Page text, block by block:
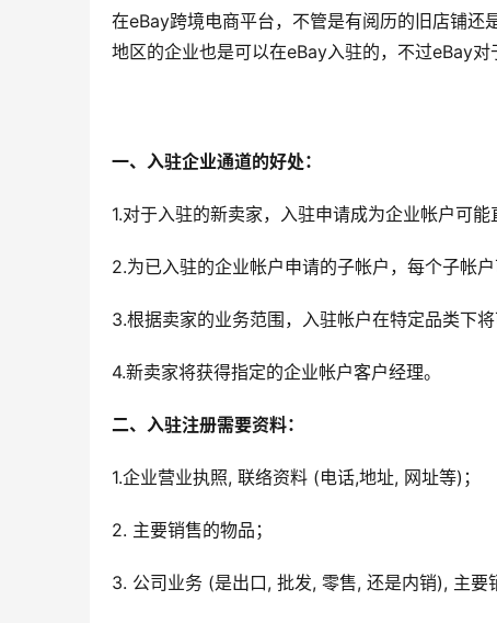
在eBay跨境电商平台，不管是有阅历的旧店铺
地区的企业也是可以在eBay入驻的，不过eBay
一、入驻企业通道的好处：
1.对于入驻的新卖家，入驻申请成为企业帐户可
2.为已入驻的企业帐户申请的子帐户，每个子帐
3.根据卖家的业务范围，入驻帐户在特定品类下将
4.新卖家将获得指定的企业帐户客户经理。
二、入驻注册需要资料：
1.企业营业执照, 联络资料 (电话,地址, 网址等)；
2. 主要销售的物品；
3. 公司业务 (是出口, 批发, 零售, 还是内销), 主要